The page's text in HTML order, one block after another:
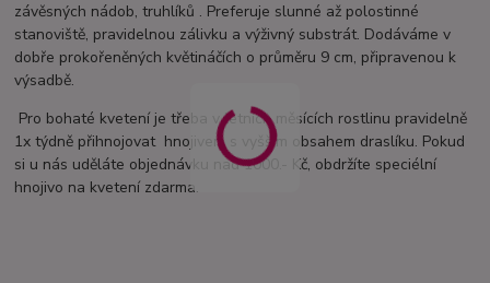
závěsných nádob, truhlíků . Preferuje slunné až polostinné
stanoviště, pravidelnou zálivku a výživný substrát. Dodáváme v
dobře prokořeněných květináčích o průměru 9 cm, připravenou k
výsadbě.
Pro bohaté kvetení je třeba v letních měsících rostlinu pravidelně
1x týdně přihnojovat hnojivem s vyšším obsahem draslíku. Pokud
si u nás uděláte objednávku nad 1000.- Kč, obdržíte speciélní
hnojivo na kvetení zdarma.